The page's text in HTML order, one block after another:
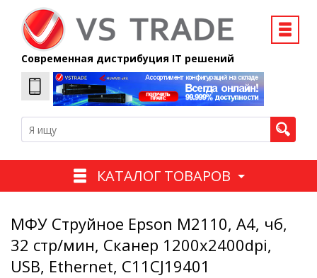
Современная дистрибуция IT решений
КАТАЛОГ ТОВАРОВ
МФУ Струйное Epson M2110, А4, чб,
32 стр/мин, Сканер 1200x2400dpi,
USB, Ethernet, C11CJ19401